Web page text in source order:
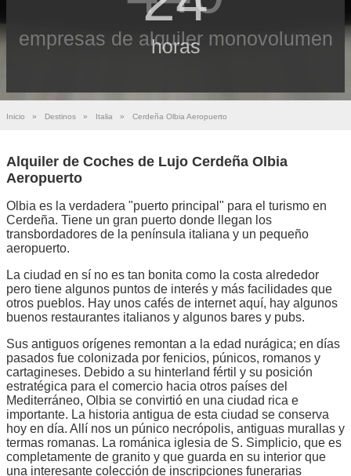
empresas de alquiler monovolumen
horas
Inicio » Destinos » Italia » Cerdeña Olbia Aeropuerto
Alquiler de Coches de Lujo Cerdeña Olbia
Aeropuerto
Olbia es la verdadera "puerto principal" para el turismo en
Cerdeña. Tiene un gran puerto donde llegan los
transbordadores de la península italiana y un pequeño
aeropuerto.
La ciudad en sí no es tan bonita como la costa alrededor
pero tiene algunos puntos de interés y más facilidades que
otros pueblos. Hay unos cafés de internet aquí, hay algunos
buenos restaurantes italianos y algunos bares y pubs.
Sus antiguos orígenes remontan a la edad nurágica; en días
pasados fue colonizada por fenicios, púnicos, romanos y
cartagineses. Debido a su hinterland fértil y su posición
estratégica para el comercio hacia otros países del
Mediterráneo, Olbia se convirtió en una ciudad rica e
importante. La historia antigua de esta ciudad se conserva
hoy en día. Allí nos un púnico necrópolis, antiguas murallas y
termas romanas. La románica iglesia de S. Simplicio, que es
completamente de granito y que guarda en su interior que
una interesante colección de inscripciones funerarias